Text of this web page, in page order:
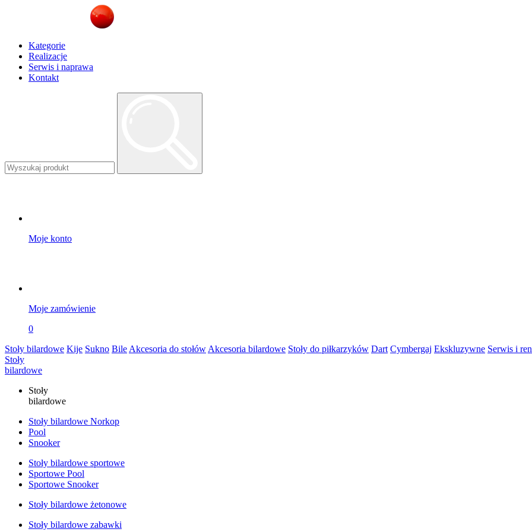
Kategorie
Realizacje
Serwis i naprawa
Kontakt
Moje konto
Moje zamówienie
0
Stoły bilardowe Kije Sukno Bile Akcesoria do stołów Akcesoria bilardowe Stoły do piłkarzyków Dart Cymbergaj Ekskluzywne Serwis i
Stoły
bilardowe
Stoły
bilardowe
Stoły bilardowe Norkop
Pool
Snooker
Stoły bilardowe sportowe
Sportowe Pool
Sportowe Snooker
Stoły bilardowe żetonowe
Stoły bilardowe zabawki